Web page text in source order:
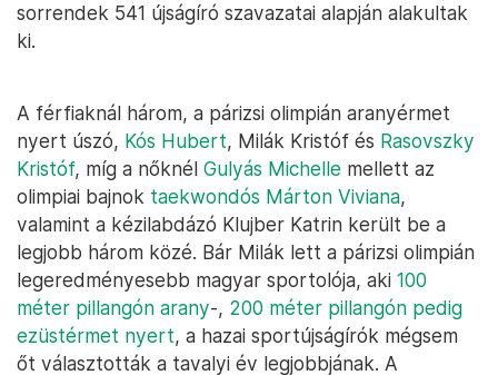
sorrendek 541 újságíró szavazatai alapján alakultak
ki.
A férfiaknál három, a párizsi olimpián aranyérmet
nyert úszó, Kós Hubert, Milák Kristóf és Rasovszky
Kristóf, míg a nőknél Gulyás Michelle mellett az
olimpiai bajnok taekwondós Márton Viviana,
valamint a kézilabdázó Klujber Katrin került be a
legjobb három közé. Bár Milák lett a párizsi olimpián
legeredményesebb magyar sportolója, aki 100
méter pillangón arany-, 200 méter pillangón pedig
ezüstérmet nyert, a hazai sportújságírók mégsem
őt választották a tavalyi év legjobbjának. A